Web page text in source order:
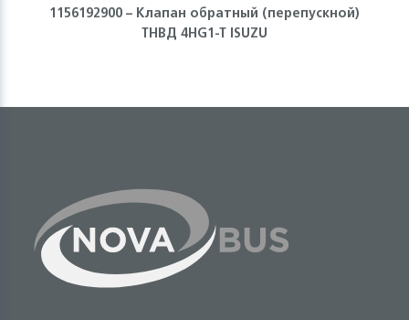
1156192900 – Клапан обратный (перепускной)
ТНВД 4HG1-T ISUZU